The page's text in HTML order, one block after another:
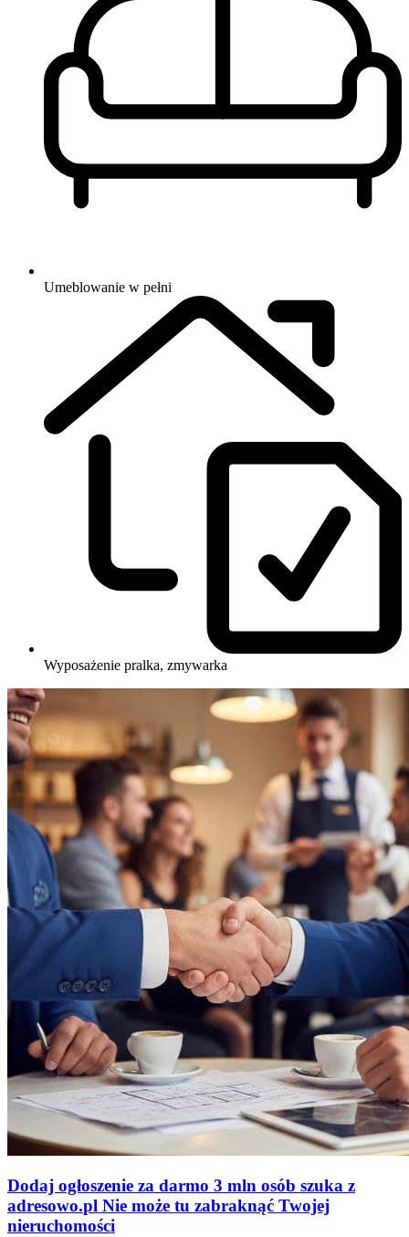
Umeblowanie w pełni
Wyposażenie pralka, zmywarka
Dodaj ogłoszenie za darmo 3 mln osób szuka z
adresowo.pl Nie może tu zabraknąć Twojej
nieruchomości